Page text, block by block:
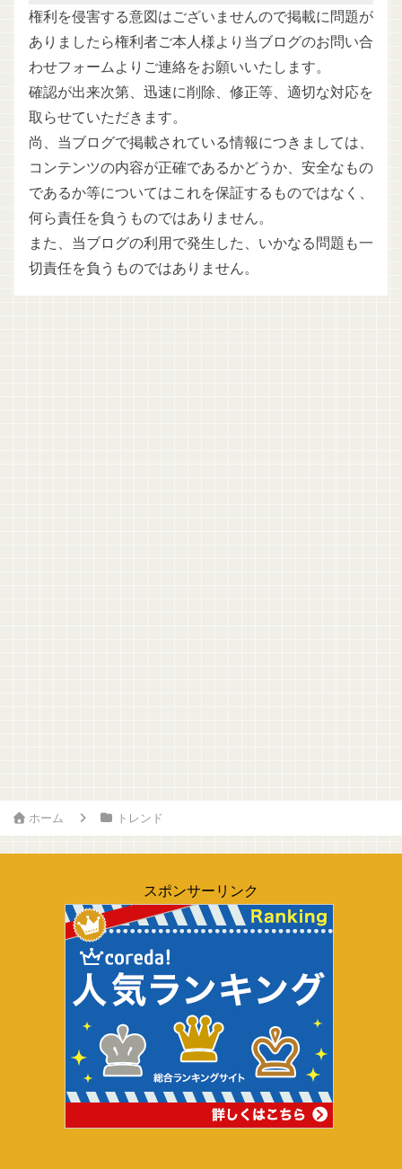
権利を侵害する意図はございませんので掲載に問題が
ありましたら権利者ご本人様より当ブログのお問い合
わせフォームよりご連絡をお願いいたします。
確認が出来次第、迅速に削除、修正等、適切な対応を
取らせていただきます。
尚、当ブログで掲載されている情報につきましては、
コンテンツの内容が正確であるかどうか、安全なもの
であるか等についてはこれを保証するものではなく、
何ら責任を負うものではありません。
また、当ブログの利用で発生した、いかなる問題も一
切責任を負うものではありません。
ホーム トレンド
スポンサーリンク